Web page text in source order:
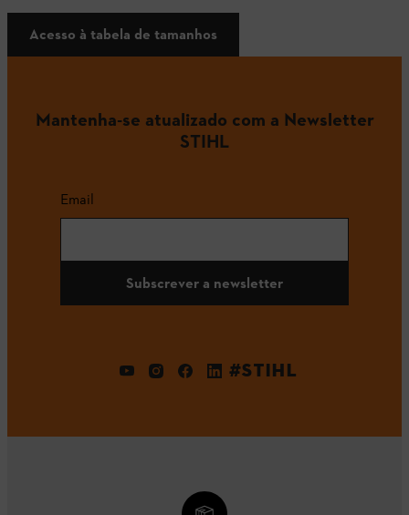
Acesso à tabela de tamanhos
Mantenha-se atualizado com a Newsletter
STIHL
Email
Subscrever a newsletter
#STIHL